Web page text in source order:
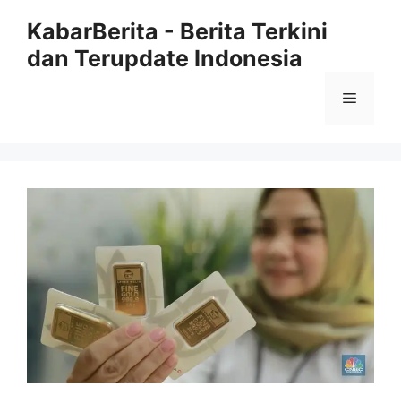
KabarBerita - Berita Terkini
dan Terupdate Indonesia
Menu